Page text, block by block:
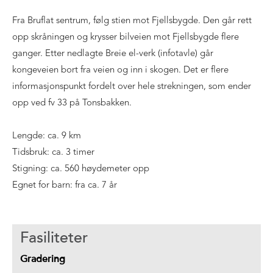
Fra Bruflat sentrum, følg stien mot Fjellsbygde. Den går rett
opp skråningen og krysser bilveien mot Fjellsbygde flere
ganger. Etter nedlagte Breie el-verk (infotavle) går
kongeveien bort fra veien og inn i skogen. Det er flere
informasjonspunkt fordelt over hele strekningen, som ender
opp ved fv 33 på Tonsbakken.
Lengde: ca. 9 km
Tidsbruk: ca. 3 timer
Stigning: ca. 560 høydemeter opp
Egnet for barn: fra ca. 7 år
Fasiliteter
Gradering